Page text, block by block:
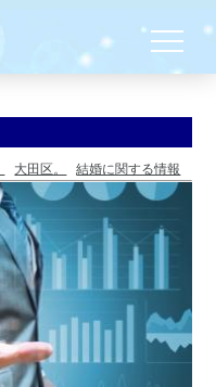
大田区。 結婚に関する情報